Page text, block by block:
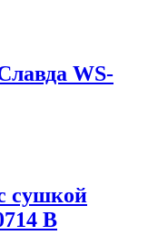
WS-
сушкой
B